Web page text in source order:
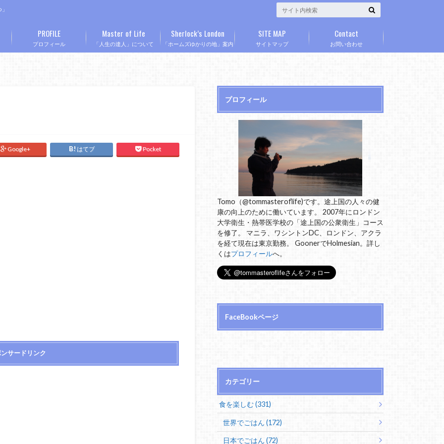
プロフィール
PROFILE
「人生の達人」について
Master of Life
「ホームズゆかりの地」案内
Sherlock’s London
サイトマップ
SITE MAP
お問い合わせ
Contact
Google+ はてブ Pocket
サードリンク
プロフィール
Tomo（@tommasteroflife)です。途上国の人々の健
康の向上のために働いています。 2007年にロンドン
大学衛生・熱帯医学校の「途上国の公衆衛生」コース
を修了。 マニラ、ワシントンDC、ロンドン、アクラ
を経て現在は東京勤務。 GoonerでHolmesian。詳し
くはプロフィールへ。
FaceBookページ
カテゴリー
食を楽しむ (331)
世界でごはん (172)
日本でごはん (72)